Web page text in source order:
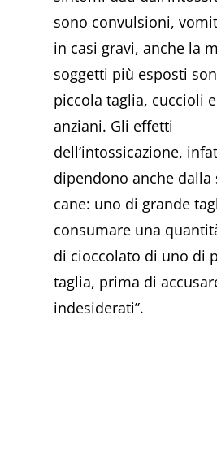
sono convulsioni,
in casi gravi, anche la
soggetti più esposti
piccola taglia, cuccioli
anziani. Gli effetti
dell’intossicazione,
dipendono anche dalla
cane: uno di grande
consumare una
di cioccolato di uno di
taglia, prima di
indesiderati”.